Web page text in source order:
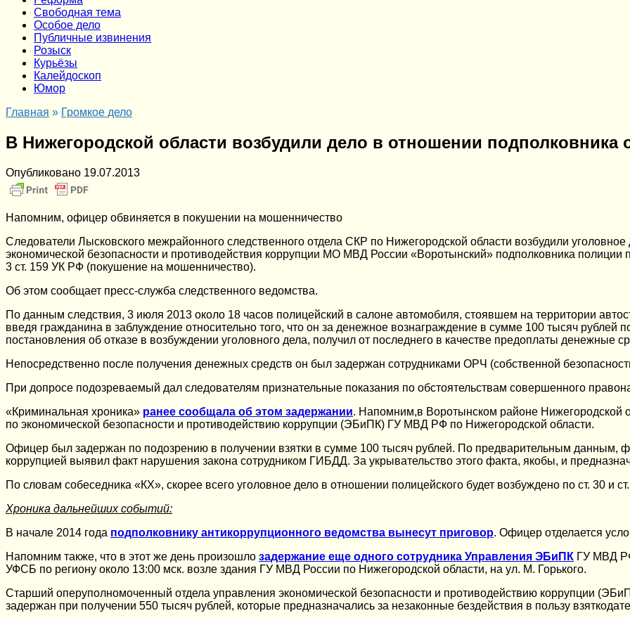
Cвободная тема
Особое дело
Публичные извинения
Розыск
Курьёзы
Калейдоскоп
Юмор
Главная » Громкое дело
В Нижегородской области возбудили дело в отношении подполковника
Опубликовано 19.07.2013
Напомним, офицер обвиняется в покушении на мошенничество
Следователи Лысковского межрайонного следственного отдела СКР по Нижегородской области возбудили
экономической безопасности и противодействия коррупции МО МВД России «Воротынский» подполковника полиции
3 ст. 159 УК РФ (покушение на мошенничество).
Об этом сообщает пресс-служба следственного ведомства.
По данным следствия, 3 июля 2013 около 18 часов полицейский в салоне автомобиля, стоявшем на территории
введя гражданина в заблуждение относительно того, что он за денежное вознаграждение в сумме 100 тысяч рублей
постановления об отказе в возбуждении уголовного дела, получил от последнего в качестве предоплаты денежные
Непосредственно после получения денежных средств он был задержан сотрудниками ОРЧ (собственной
При допросе подозреваемый дал следователям признательные показания по обстоятельствам совершенного
«Криминальная хроника» ранее сообщала об этом задержании. Напомним,в Воротынском районе Нижегородской
по экономической безопасности и противодействию коррупции (ЭБиПК) ГУ МВД РФ по Нижегородской области.
Офицер был задержан по подозрению в получении взятки в сумме 100 тысяч рублей. По предварительным данным,
коррупцией выявил факт нарушения закона сотрудником ГИБДД. За укрывательство этого факта, якобы, и
По словам собеседника «КХ», скорее всего уголовное дело в отношении полицейского будет возбуждено по ст. 30 и
Хроника дальнейших событий:
В начале 2014 года подполковнику антикоррупционного ведомства вынесут приговор. Офицер отделается
Напомним также, что в этот же день произошло задержание еще одного сотрудника Управления ЭБиПК ГУ МВД
УФСБ по региону около 13:00 мск. возле здания ГУ МВД России по Нижегородской области, на ул. М. Горького.
Старший оперуполномоченный отдела управления экономической безопасности и противодействию коррупции
задержан при получении 550 тысяч рублей, которые предназначались за незаконные бездействия в пользу